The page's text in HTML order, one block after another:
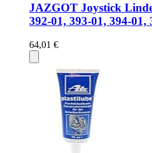
JAZGOT Joystick
392-01, 393-01, 394-01,
64,01 €